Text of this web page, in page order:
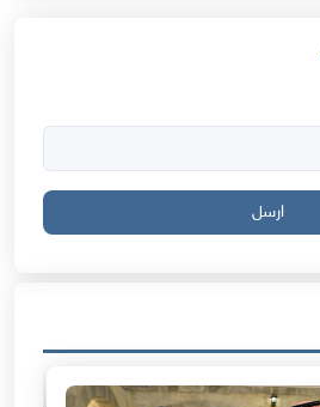
ارسل